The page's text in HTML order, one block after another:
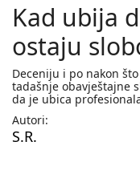
Kad ubija
ostaju
Deceniju i po nakon
tadašnje obavještajne
da je ubica
Autori:
S.R.